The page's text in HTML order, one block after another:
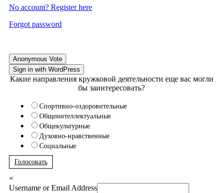
No account? Register here
Forgot password
Anonymous Vote
Sign in with WordPress
Какие направления кружковой деятельности еще вас могли
бы заинтересовать?
Спортивно-оздоровительные
Общеинтеллектуальные
Общекультурные
Духовно-нравственные
Социальные
Голосовать
×
Username or Email Address